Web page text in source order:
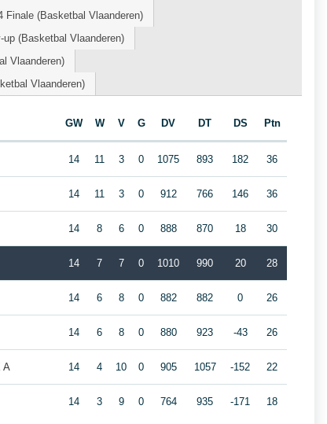
Finale (Basketbal Vlaanderen)
(Basketbal Vlaanderen)
Vlaanderen)
Vlaanderen)
GW W V G DV DT DS Ptn
14 11 3 0 1075 893 182 36
14 11 3 0 912 766 146 36
14 8 6 0 888 870 18 30
14 7 7 0 1010 990 20 28
14 6 8 0 882 882 0 26
14 6 8 0 880 923 -43 26
A 14 4 10 0 905 1057 -152 22
14 3 9 0 764 935 -171 18